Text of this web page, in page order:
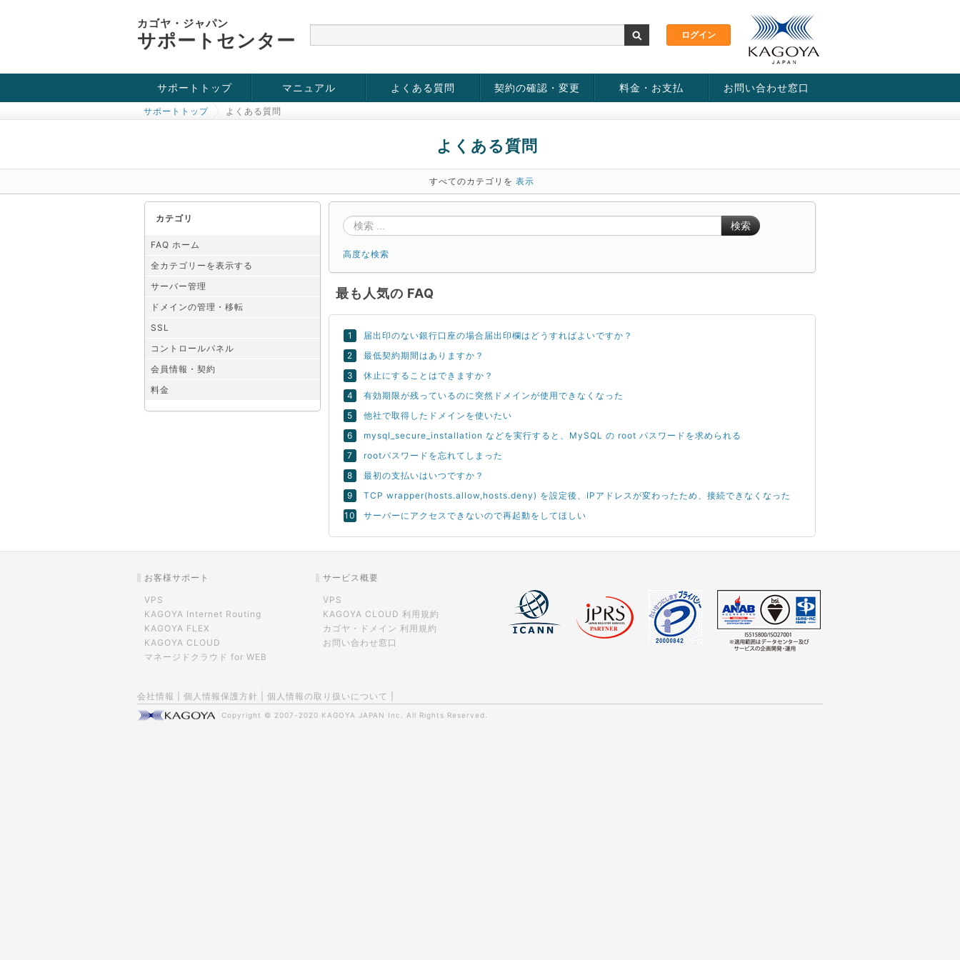
カゴヤ・ジャパン
サポートセンター
サポートトップ
お役立ち情報
チュートリアル
障害・メンテナンス情報
マニュアル よくある質問 契約の確認・変更 料金・お支払 お問い合わせ窓口
サポートトップ よくある質問
よくある質問
すべてのカテゴリを 表示
カテゴリ
FAQ ホーム
全カテゴリーを表示する
サーバー管理
ドメインの管理・移転
SSL
コントロールパネル
会員情報・契約
料金
検索
高度な検索
最も人気の FAQ
届出印のない銀行口座の場合届出印欄はどうすればよいですか？
最低契約期間はありますか？
休止にすることはできますか？
有効期限が残っているのに突然ドメインが使用できなくなった
他社で取得したドメインを使いたい
mysql_secure_installation などを実行すると、MySQL の root パスワードを求められる
rootパスワードを忘れてしまった
最初の支払いはいつですか？
TCP wrapper(hosts.allow,hosts.deny) を設定後、IPアドレスが変わったため、接続できなくなった
サーバーにアクセスできないので再起動をしてほしい
お客様サポート
VPS
KAGOYA Internet Routing
KAGOYA FLEX
KAGOYA CLOUD
マネージドクラウド for WEB
サービス概要
VPS
KAGOYA CLOUD 利用規約
カゴヤ・ドメイン 利用規約
お問い合わせ窓口
会社情報 個人情報保護方針 個人情報の取り扱いについて
Copyright © 2007-2020 KAGOYA JAPAN Inc. All Rights Reserved.